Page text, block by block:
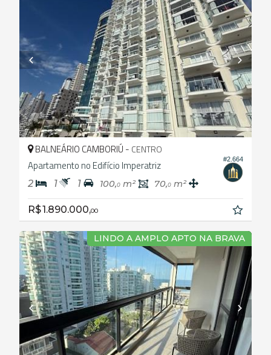
#2.664
BALNEÁRIO CAMBORIÚ - CENTRO
Apartamento no Edifício Imperatriz
2 1 1 100,0 m² 70,0 m²
R$ 1.890.000,00
LINDO A AMPLO APTO NA BRAVA